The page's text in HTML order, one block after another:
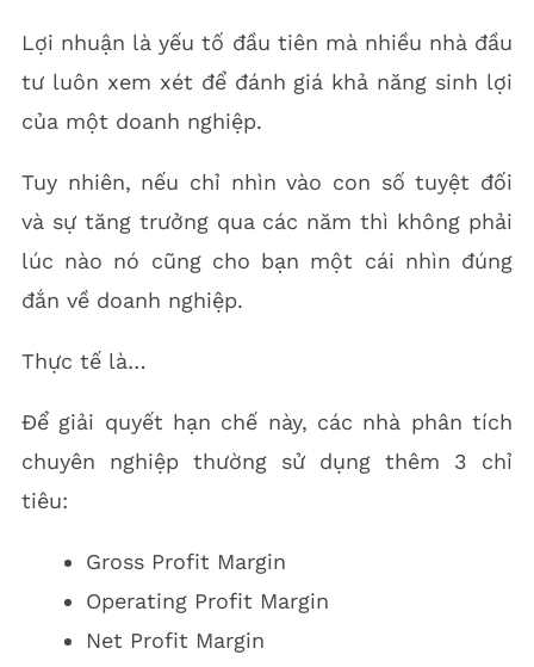
Lợi nhuận là yếu tố đầu tiên mà nhiều nhà đầu
tư luôn xem xét để đánh giá khả năng sinh lợi
của một doanh nghiệp.
Tuy nhiên, nếu chỉ nhìn vào con số tuyệt đối
và sự tăng trưởng qua các năm thì không phải
lúc nào nó cũng cho bạn một cái nhìn đúng
đắn về doanh nghiệp.
Thực tế là…
Để giải quyết hạn chế này, các nhà phân tích
chuyên nghiệp thường sử dụng thêm 3 chỉ
tiêu:
Gross Profit Margin
Operating Profit Margin
Net Profit Margin